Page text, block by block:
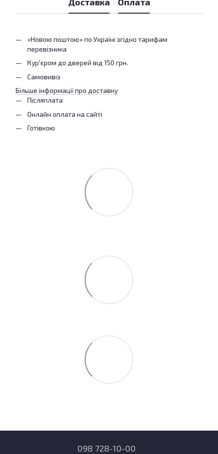
«Новою поштою» по Україні згідно тарифам
перевізника
Кур'єром до дверей від 150 грн.
Самовивіз
Більше інформації про доставку
Післяплата
Онлайн оплата на сайті
Готівкою
098 728-10-00